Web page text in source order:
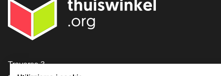
[_General:Contact]
Traverse 3